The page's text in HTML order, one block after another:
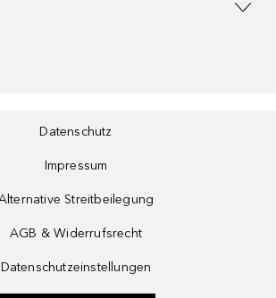
Datenschutz
Impressum
Streitbeilegung
AGB & Widerrufsrecht
Datenschutzeinstellungen